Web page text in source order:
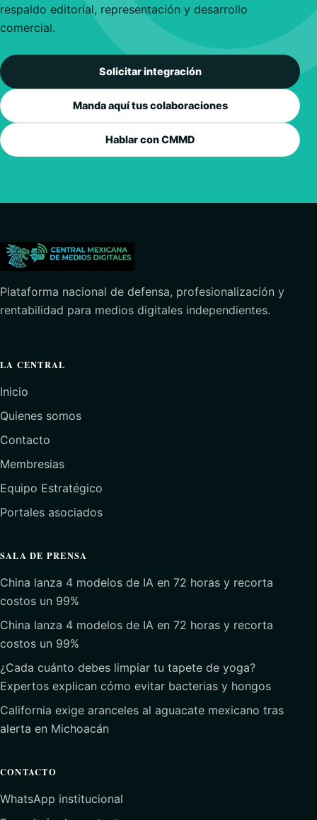
respaldo editorial, representación y desarrollo
comercial.
Solicitar integración
Manda aquí tus colaboraciones
Hablar con CMMD
Plataforma nacional de defensa, profesionalización y
rentabilidad para medios digitales independientes.
LA CENTRAL
Inicio
Quienes somos
Contacto
Membresias
Equipo Estratégico
Portales asociados
SALA DE PRENSA
China lanza 4 modelos de IA en 72 horas y recorta
costos un 99%
China lanza 4 modelos de IA en 72 horas y recorta
costos un 99%
¿Cada cuánto debes limpiar tu tapete de yoga?
Expertos explican cómo evitar bacterias y hongos
California exige aranceles al aguacate mexicano tras
alerta en Michoacán
CONTACTO
WhatsApp institucional